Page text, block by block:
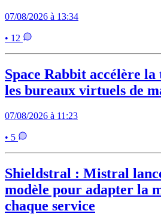
07/08/2026 à 13:34
• 12
Space Rabbit accélère
les bureaux virtuels de
07/08/2026 à 11:23
• 5
Shieldstral : Mistral
modèle pour adapter la
chaque service